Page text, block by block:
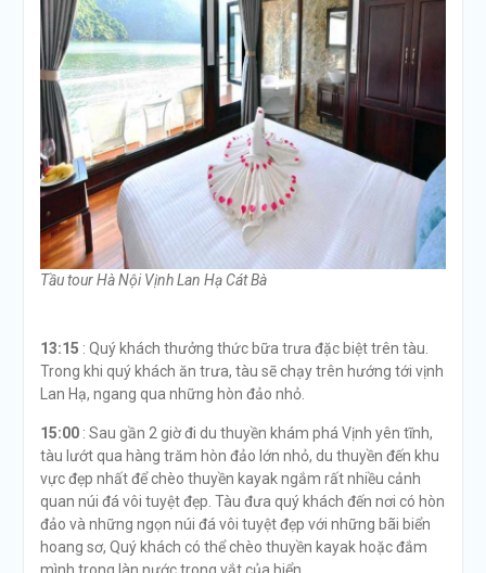
Tầu tour Hà Nội Vịnh Lan Hạ Cát Bà
13:15 : Quý khách thưởng thức bữa trưa đặc biệt trên tàu.
Trong khi quý khách ăn trưa, tàu sẽ chạy trên hướng tới vịnh
Lan Hạ, ngang qua những hòn đảo nhỏ.
15:00: Sau gần 2 giờ đi du thuyền khám phá Vịnh yên tĩnh,
tàu lướt qua hàng trăm hòn đảo lớn nhỏ, du thuyền đến khu
vực đẹp nhất để chèo thuyền kayak ngắm rất nhiều cảnh
quan núi đá vôi tuyệt đẹp. Tàu đưa quý khách đến nơi có hòn
đảo và những ngọn núi đá vôi tuyệt đẹp với những bãi biển
hoang sơ, Quý khách có thể chèo thuyền kayak hoặc đắm